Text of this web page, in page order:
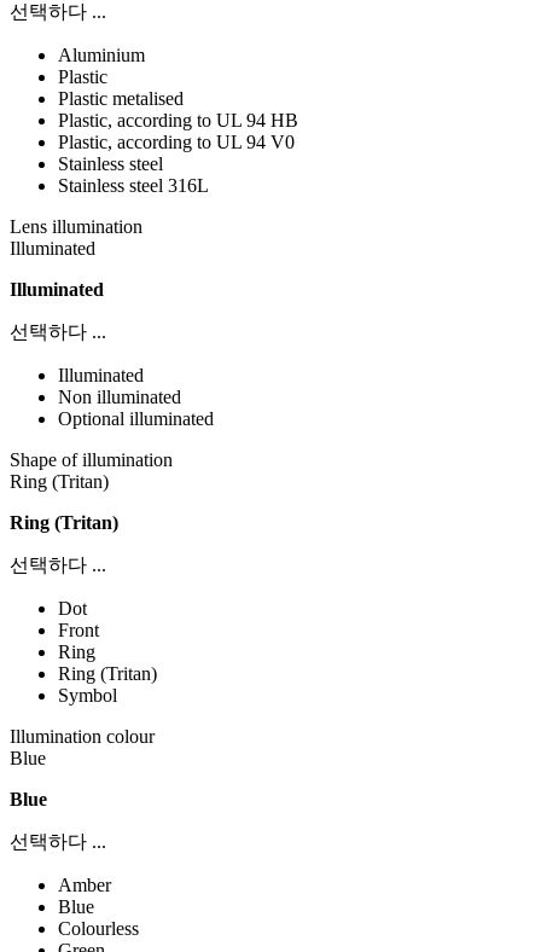
선택하다 ...
Aluminium
Plastic
Plastic metalised
Plastic, according to UL 94 HB
Plastic, according to UL 94 V0
Stainless steel
Stainless steel 316L
Lens illumination
Illuminated
Illuminated
선택하다 ...
Illuminated
Non illuminated
Optional illuminated
Shape of illumination
Ring (Tritan)
Ring (Tritan)
선택하다 ...
Dot
Front
Ring
Ring (Tritan)
Symbol
Illumination colour
Blue
Blue
선택하다 ...
Amber
Blue
Colourless